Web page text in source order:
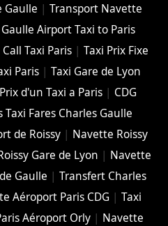
Gaulle |Transport Navette
Airport Taxi to Paris
Call Taxi Paris |Taxi Prix Fixe
Paris| Taxi Gare de Lyon
Prix d'un Taxi a Paris| CDG
Taxi Fares Charles Gaulle
de Roissy| Navette Roissy
Gare de Lyon | Navette
Gaulle |Transfert Charles
Aéroport Paris CDG |Taxi
Aéroport Orly | Navette